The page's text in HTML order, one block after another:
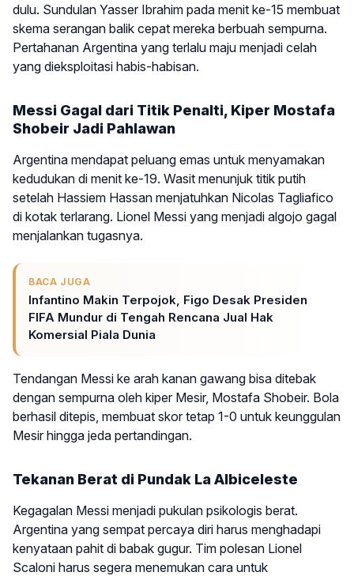
dulu. Sundulan Yasser Ibrahim pada menit ke-15 membuat
skema serangan balik cepat mereka berbuah sempurna.
Pertahanan Argentina yang terlalu maju menjadi celah
yang dieksploitasi habis-habisan.
Messi Gagal dari Titik Penalti, Kiper Mostafa
Shobeir Jadi Pahlawan
Argentina mendapat peluang emas untuk menyamakan
kedudukan di menit ke-19. Wasit menunjuk titik putih
setelah Hassiem Hassan menjatuhkan Nicolas Tagliafico
di kotak terlarang. Lionel Messi yang menjadi algojo gagal
menjalankan tugasnya.
BACA JUGA
Infantino Makin Terpojok, Figo Desak Presiden
FIFA Mundur di Tengah Rencana Jual Hak
Komersial Piala Dunia
Tendangan Messi ke arah kanan gawang bisa ditebak
dengan sempurna oleh kiper Mesir, Mostafa Shobeir. Bola
berhasil ditepis, membuat skor tetap 1-0 untuk keunggulan
Mesir hingga jeda pertandingan.
Tekanan Berat di Pundak La Albiceleste
Kegagalan Messi menjadi pukulan psikologis berat.
Argentina yang sempat percaya diri harus menghadapi
kenyataan pahit di babak gugur. Tim polesan Lionel
Scaloni harus segera menemukan cara untuk